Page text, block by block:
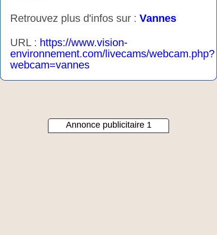
Retrouvez plus d'infos sur : Vannes
URL : https://www.vision-
environnement.com/livecams/webcam.php?
webcam=vannes
Annonce publicitaire 1